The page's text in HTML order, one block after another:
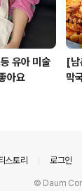
유아 미술
아요
[
막
스토리 로그인
© Daum